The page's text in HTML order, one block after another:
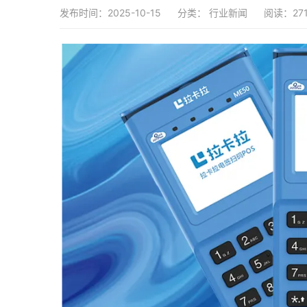
发布时间：2025-10-15 分类： 行业新闻 阅读：